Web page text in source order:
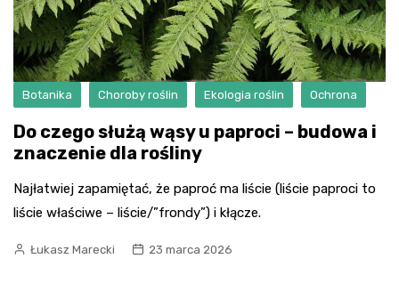
Botanika Choroby roślin Ekologia roślin Ochrona
Do czego służą wąsy u paproci – budowa i
znaczenie dla rośliny
Najłatwiej zapamiętać, że paproć ma liście (liście paproci to
liście właściwe – liście/”frondy”) i kłącze.
Łukasz Marecki 23 marca 2026